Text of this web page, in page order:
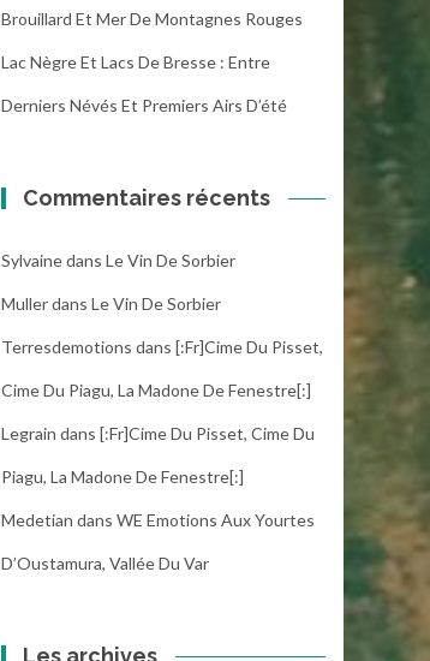
Brouillard Et Mer De Montagnes Rouges
Lac Nègre Et Lacs De Bresse : Entre
Derniers Névés Et Premiers Airs D’été
Commentaires récents
Sylvainedans Le Vin De Sorbier
Mullerdans Le Vin De Sorbier
Terresdemotions dans [:fr]Cime Du Pisset,
Cime Du Piagu, La Madone De Fenestre[:]
Legrain dans [:fr]Cime Du Pisset, Cime Du
Piagu, La Madone De Fenestre[:]
Medetian dans WE Emotions Aux Yourtes
D’Oustamura, Vallée Du Var
Les archives